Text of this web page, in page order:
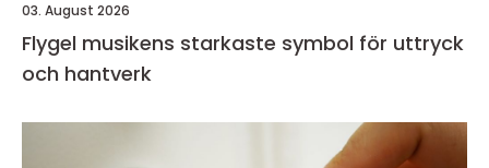
03. August 2026
Flygel musikens starkaste symbol för uttryck
och hantverk